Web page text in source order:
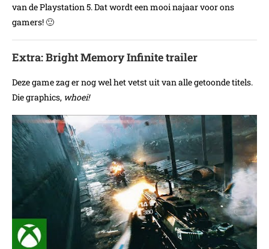
van de Playstation 5. Dat wordt een mooi najaar voor ons
gamers! 🙂
Extra: Bright Memory Infinite trailer
Deze game zag er nog wel het vetst uit van alle getoonde titels.
Die graphics, whoei!